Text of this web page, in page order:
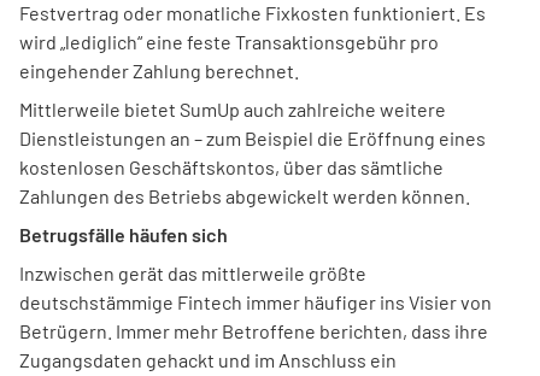
Festvertrag oder monatliche Fixkosten funktioniert. Es
wird „lediglich“ eine feste Transaktionsgebühr pro
eingehender Zahlung berechnet.
Mittlerweile bietet SumUp auch zahlreiche weitere
Dienstleistungen an – zum Beispiel die Eröffnung eines
kostenlosen Geschäftskontos, über das sämtliche
Zahlungen des Betriebs abgewickelt werden können.
Betrugsfälle häufen sich
Inzwischen gerät das mittlerweile größte
deutschstämmige Fintech immer häufiger ins Visier von
Betrügern. Immer mehr Betroffene berichten, dass ihre
Zugangsdaten gehackt und im Anschluss ein